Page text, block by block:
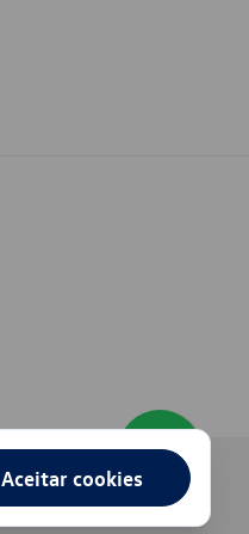
Aceitar cookies